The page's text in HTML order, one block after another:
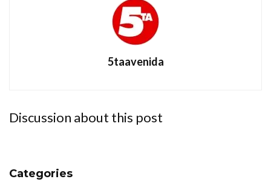
5taavenida
Discussion about this post
Categories